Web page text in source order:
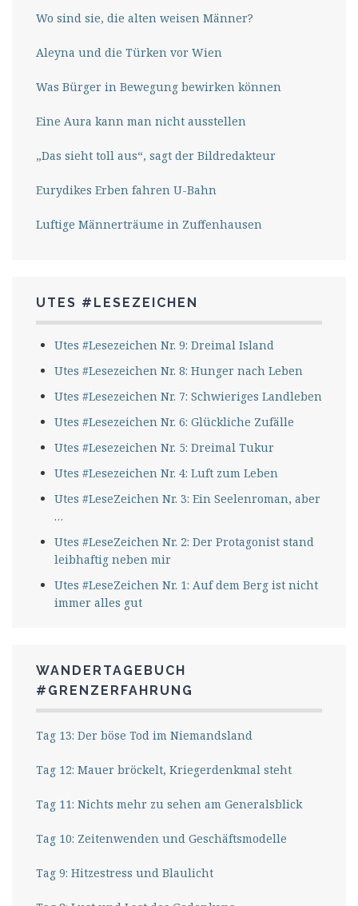
Wo sind sie, die alten weisen Männer?
Aleyna und die Türken vor Wien
Was Bürger in Bewegung bewirken können
Eine Aura kann man nicht ausstellen
„Das sieht toll aus“, sagt der Bildredakteur
Eurydikes Erben fahren U-Bahn
Luftige Männerträume in Zuffenhausen
UTES #LESEZEICHEN
Utes #Lesezeichen Nr. 9: Dreimal Island
Utes #Lesezeichen Nr. 8: Hunger nach Leben
Utes #Lesezeichen Nr. 7: Schwieriges Landleben
Utes #Lesezeichen Nr. 6: Glückliche Zufälle
Utes #Lesezeichen Nr. 5: Dreimal Tukur
Utes #Lesezeichen Nr. 4: Luft zum Leben
Utes #LeseZeichen Nr. 3: Ein Seelenroman, aber
…
Utes #LeseZeichen Nr. 2: Der Protagonist stand
leibhaftig neben mir
Utes #LeseZeichen Nr. 1: Auf dem Berg ist nicht
immer alles gut
WANDERTAGEBUCH
#GRENZERFAHRUNG
Tag 13: Der böse Tod im Niemandsland
Tag 12: Mauer bröckelt, Kriegerdenkmal steht
Tag 11: Nichts mehr zu sehen am Generalsblick
Tag 10: Zeitenwenden und Geschäftsmodelle
Tag 9: Hitzestress und Blaulicht